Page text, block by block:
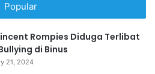
Popular
Rompies Diduga Terlibat
di Binus
21, 2024